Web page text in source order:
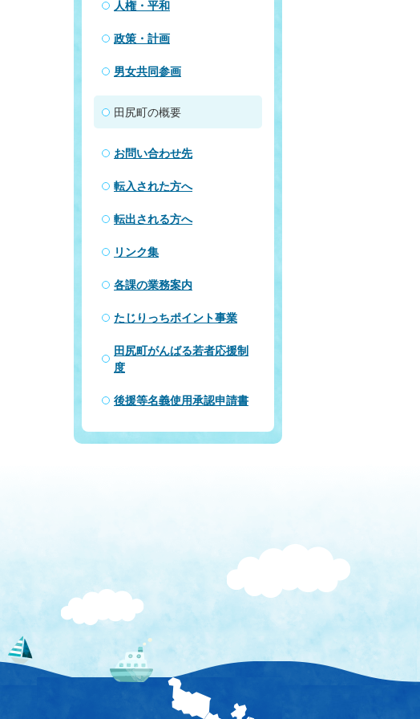
人権・平和
政策・計画
男女共同参画
田尻町の概要
お問い合わせ先
転入された方へ
転出される方へ
リンク集
各課の業務案内
たじりっちポイント事業
田尻町がんばる若者応援制
度
後援等名義使用承認申請書